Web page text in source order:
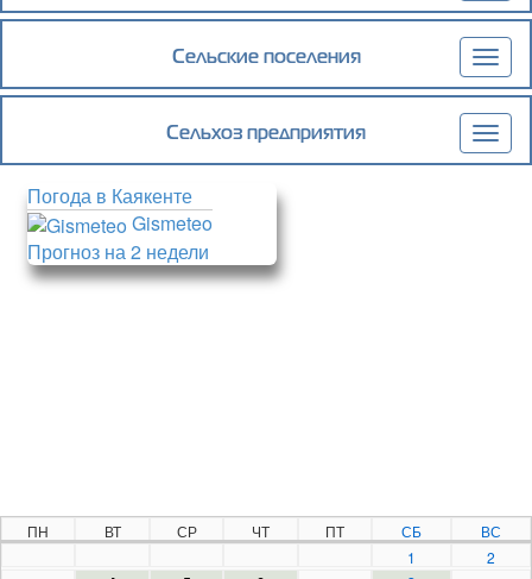
Сельские поселения
Сельхоз предприятия
Погода в Каякенте
Gismeteo
Прогноз на 2 недели
ПН ВТ СР ЧТ ПТ СБ
ВС
1
2